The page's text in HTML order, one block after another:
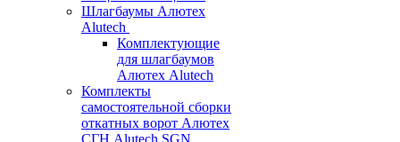
Шлагбаумы Алютех
Alutech
Комплектующие
для шлагбаумов
Алютех Alutech
Комплекты
самостоятельной сборки
откатных ворот Алютех
СГН Alutech SGN